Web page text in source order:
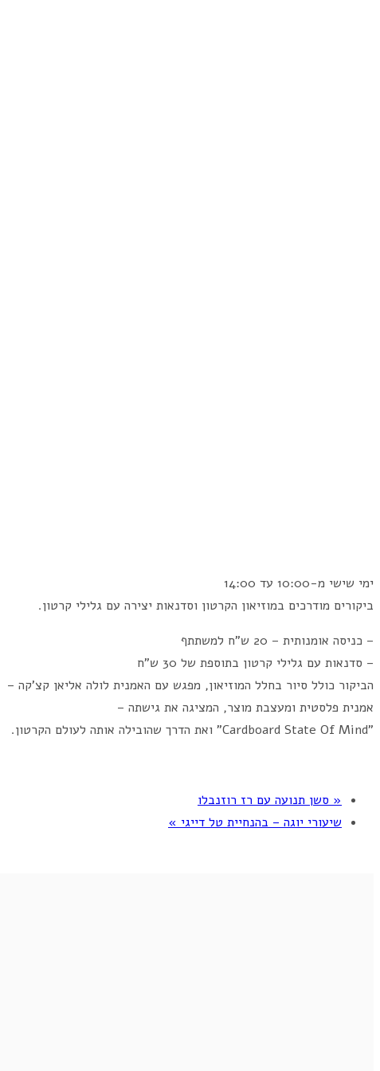
ימי שישי מ-10:00 עד 14:00
ביקורים מודרכים במוזיאון הקרטון וסדנאות יצירה עם גלילי קרטון.
– כניסה אומנותית – 20 ש"ח למשתתף
– סדנאות עם גלילי קרטון בתוספת של 30 ש"ח
הביקור כולל סיור בחלל המוזיאון, מפגש עם האמנית לולה אליאן קצ'קה –
אמנית פלסטית ומעצבת מוצר, המציגה את גישתה –
"Cardboard State Of Mind" ואת הדרך שהובילה אותה לעולם הקרטון.
« סשן תנועה עם רז רוזנבלו
שיעורי יוגה – בהנחיית טל דייגי »